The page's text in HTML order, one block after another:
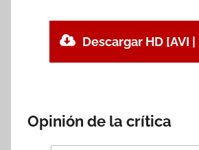
Descargar HD [AVI |
Opinión de la crítica